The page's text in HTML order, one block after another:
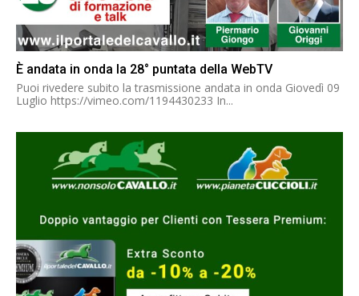
È andata in onda la 28° puntata della WebTV
Puoi rivedere subito la trasmissione andata in onda Giovedì 09
Luglio https://vimeo.com/1194430233 In...